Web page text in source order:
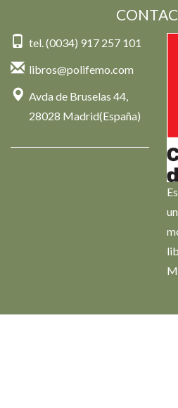
tel. (0034) 917 257 101
libros@polifemo.com
Avda de Bruselas 44,
28028 Madrid(España)